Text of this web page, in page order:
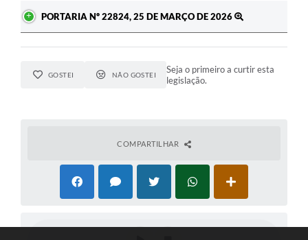
PORTARIA Nº 22824, 25 DE MARÇO DE 2026
GOSTEI NÃO GOSTEI
Seja o primeiro a curtir esta
legislação.
COMPARTILHAR